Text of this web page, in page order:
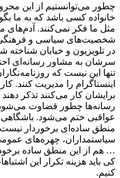
چطور می‌توانستیم از این
خانواده کسی باشد که به ما
مثل ما فکر نمی‌کنند.
شخصیت‌های سیاسی و
در تلویزیون و خیابان
سرشان به مشاور رسانه‌ای
تنها این نیست که
اینستاگرام را مدیریت کنند.
برایشان کار می‌کنند تذکر
رسانه‌ها چطور قضاوت
عواقبی ختم می‌شود. باشگاهی
منطق ساده‌ای برخوردار
سیاستمداران، چهره‌های
… هم از این منطق ساده
کی باید هزینه تکرار این
کنیم.